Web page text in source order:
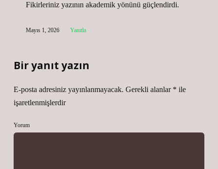
Fikirleriniz yazının akademik yönünü güçlendirdi.
Mayıs 1, 2026 Yanıtla
Bir yanıt yazın
E-posta adresiniz yayınlanmayacak. Gerekli alanlar * ile
işaretlenmişlerdir
Yorum